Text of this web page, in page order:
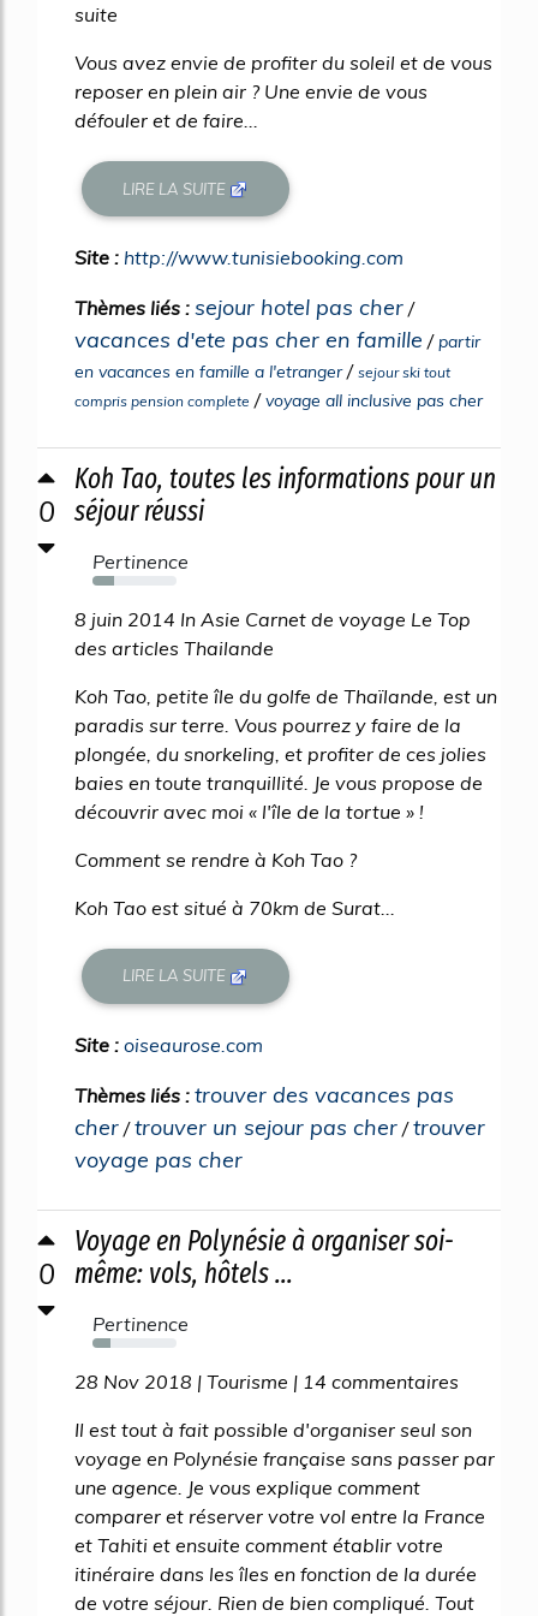
suite
Vous avez envie de profiter du soleil et de vous
reposer en plein air ? Une envie de vous
défouler et de faire...
LIRE LA SUITE
Site : http://www.tunisiebooking.com
Thèmes liés : sejour hotel pas cher /
vacances d'ete pas cher en famille /partir
en vacances en famille a l'etranger/ sejour ski tout
compris pension complete /voyage all inclusive pas cher
0
Koh Tao, toutes les informations pour un
séjour réussi
Pertinence
25%
8 juin 2014 In Asie Carnet de voyage Le Top
des articles Thailande
Koh Tao, petite île du golfe de Thaïlande, est un
paradis sur terre. Vous pourrez y faire de la
plongée, du snorkeling, et profiter de ces jolies
baies en toute tranquillité. Je vous propose de
découvrir avec moi « l'île de la tortue » !
Comment se rendre à Koh Tao ?
Koh Tao est situé à 70km de Surat...
LIRE LA SUITE
Site : oiseaurose.com
Thèmes liés : trouver des vacances pas
cher /trouver un sejour pas cher /trouver
voyage pas cher
0
Voyage en Polynésie à organiser soi-
même: vols, hôtels ...
Pertinence
22%
28 Nov 2018 | Tourisme | 14 commentaires
Il est tout à fait possible d'organiser seul son
voyage en Polynésie française sans passer par
une agence. Je vous explique comment
comparer et réserver votre vol entre la France
et Tahiti et ensuite comment établir votre
itinéraire dans les îles en fonction de la durée
de votre séjour. Rien de bien compliqué. Tout